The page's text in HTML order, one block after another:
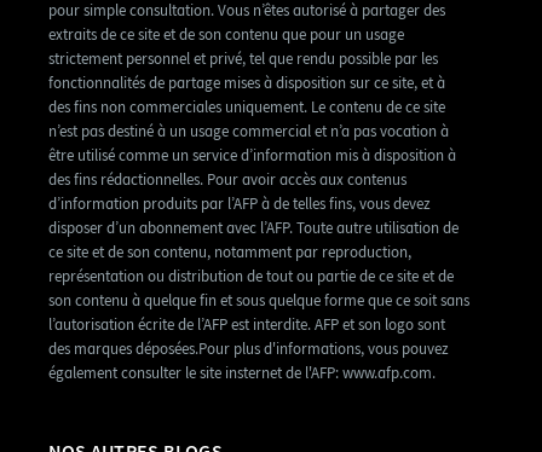
pour simple consultation. Vous n’êtes autorisé à partager des
extraits de ce site et de son contenu que pour un usage
strictement personnel et privé, tel que rendu possible par les
fonctionnalités de partage mises à disposition sur ce site, et à
des fins non commerciales uniquement. Le contenu de ce site
n’est pas destiné à un usage commercial et n’a pas vocation à
être utilisé comme un service d’information mis à disposition à
des fins rédactionnelles. Pour avoir accès aux contenus
d’information produits par l’AFP à de telles fins, vous devez
disposer d’un abonnement avec l’AFP. Toute autre utilisation de
ce site et de son contenu, notamment par reproduction,
représentation ou distribution de tout ou partie de ce site et de
son contenu à quelque fin et sous quelque forme que ce soit sans
l’autorisation écrite de l’AFP est interdite. AFP et son logo sont
des marques déposées.Pour plus d'informations, vous pouvez
également consulter le site insternet de l'AFP: www.afp.com.